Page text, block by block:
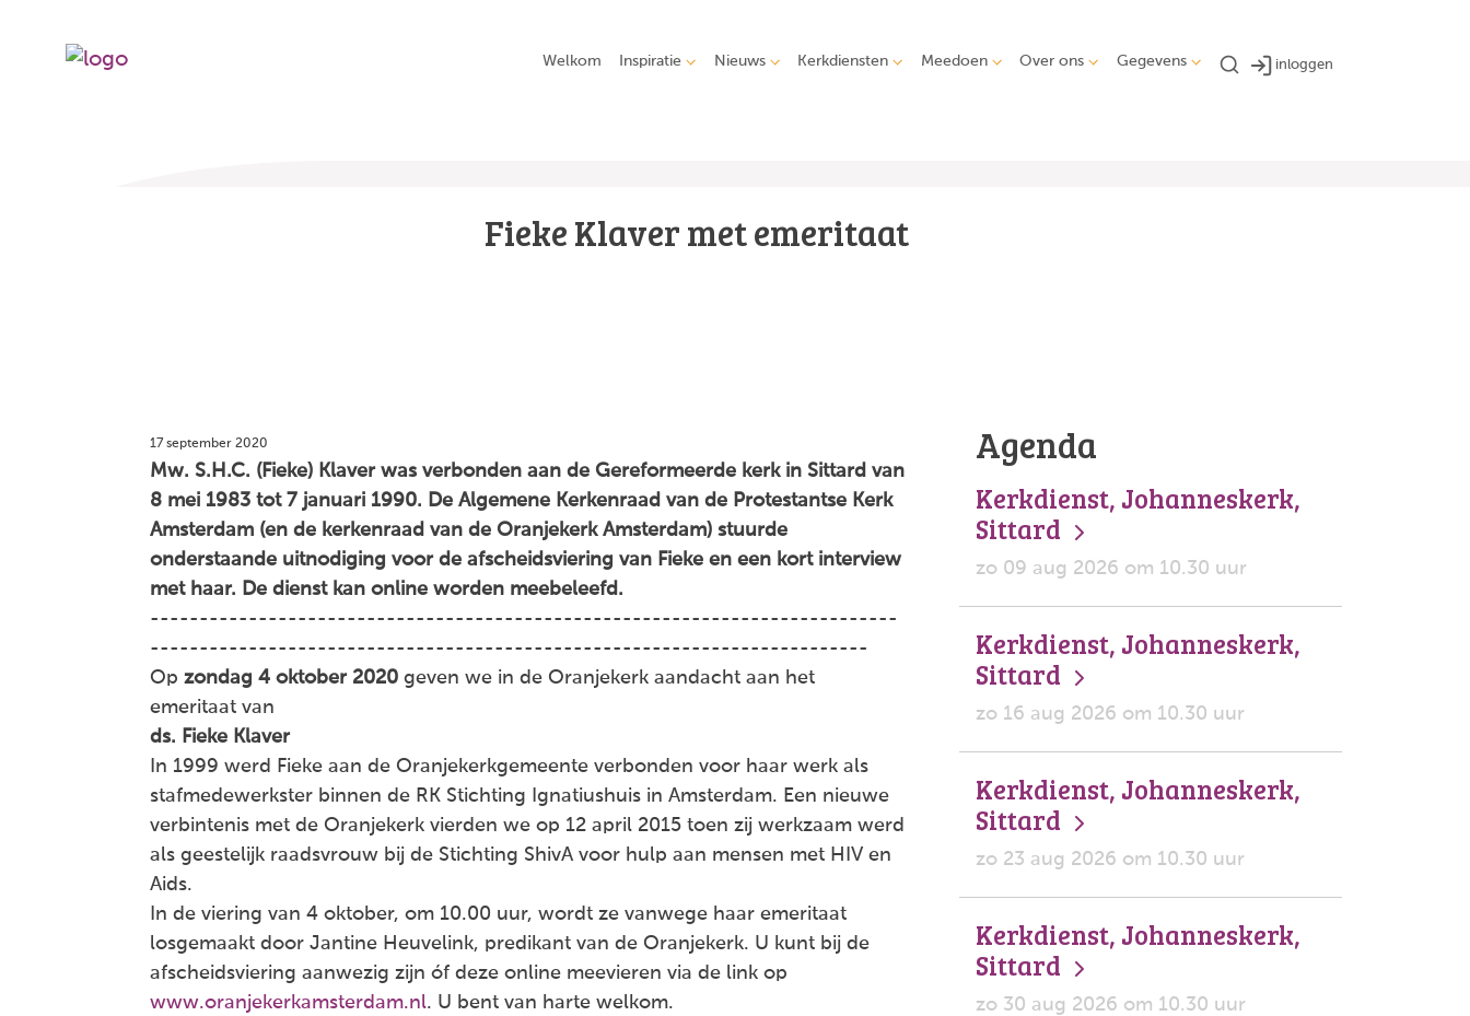
Welkom Inspiratie Nieuws Kerkdiensten Meedoen Over ons Gegevens inloggen
Fieke Klaver met emeritaat
17 september 2020
Mw. S.H.C. (Fieke) Klaver was verbonden aan de Gereformeerde kerk in Sittard van
8 mei 1983 tot 7 januari 1990. De Algemene Kerkenraad van de Protestantse Kerk
Amsterdam (en de kerkenraad van de Oranjekerk Amsterdam) stuurde
onderstaande uitnodiging voor de afscheidsviering van Fieke en een kort interview
met haar. De dienst kan online worden meebeleefd.
----------------------------------------------------------------------------
-------------------------------------------------------------------------
Op zondag 4 oktober 2020 geven we in de Oranjekerk aandacht aan het
emeritaat van
ds. Fieke Klaver
In 1999 werd Fieke aan de Oranjekerkgemeente verbonden voor haar werk als
stafmedewerkster binnen de RK Stichting Ignatiushuis in Amsterdam. Een nieuwe
verbintenis met de Oranjekerk vierden we op 12 april 2015 toen zij werkzaam werd
als geestelijk raadsvrouw bij de Stichting ShivA voor hulp aan mensen met HIV en
Aids.
In de viering van 4 oktober, om 10.00 uur, wordt ze vanwege haar emeritaat
losgemaakt door Jantine Heuvelink, predikant van de Oranjekerk. U kunt bij de
afscheidsviering aanwezig zijn óf deze online meevieren via de link op
www.oranjekerkamsterdam.nl. U bent van harte welkom.
Agenda
Kerkdienst, Johanneskerk,
Sittard
zo 09 aug 2026 om 10.30 uur
Kerkdienst, Johanneskerk,
Sittard
zo 16 aug 2026 om 10.30 uur
Kerkdienst, Johanneskerk,
Sittard
zo 23 aug 2026 om 10.30 uur
Kerkdienst, Johanneskerk,
Sittard
zo 30 aug 2026 om 10.30 uur